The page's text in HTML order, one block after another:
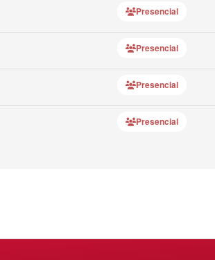
Presencial
Presencial
Presencial
Presencial